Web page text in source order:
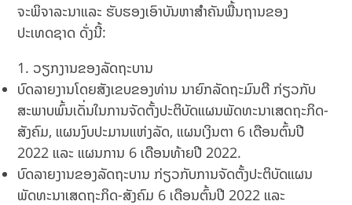
ຈະພິຈາລະນາແລະ ຮັບຮອງເອົາບັນຫາສຳຄັນພື້ນຖານຂອງ
ປະເທດຊາດ ດັ່ງນີ້:
ວຽກງານຂອງລັດຖະບານ
ບົດລາຍງານໂດຍສັງເຂບຂອງທ່ານ ນາຍົກລັດຖະມົນຕີ ກ່ຽວກັບ
ສະພາບພົ້ນເດັ່ນໃນການຈັດຕັ້ງປະຕິບັດແຜນພັດທະນາເສດຖະກິດ-
ສັງຄົມ, ແຜນງົບປະມານແຫ່ງລັດ, ແຜນເງິນຕາ 6 ເດືອນຕົ້ນປີ
2022 ແລະ ແຜນການ 6 ເດືອນທ້າຍປີ 2022.
ບົດລາຍງານຂອງລັດຖະບານ ກ່ຽວກັບການຈັດຕັ້ງປະຕິບັດແຜນ
ພັດທະນາເສດຖະກິດ-ສັງຄົມ 6 ເດືອນຕົ້ນປີ 2022 ແລະ